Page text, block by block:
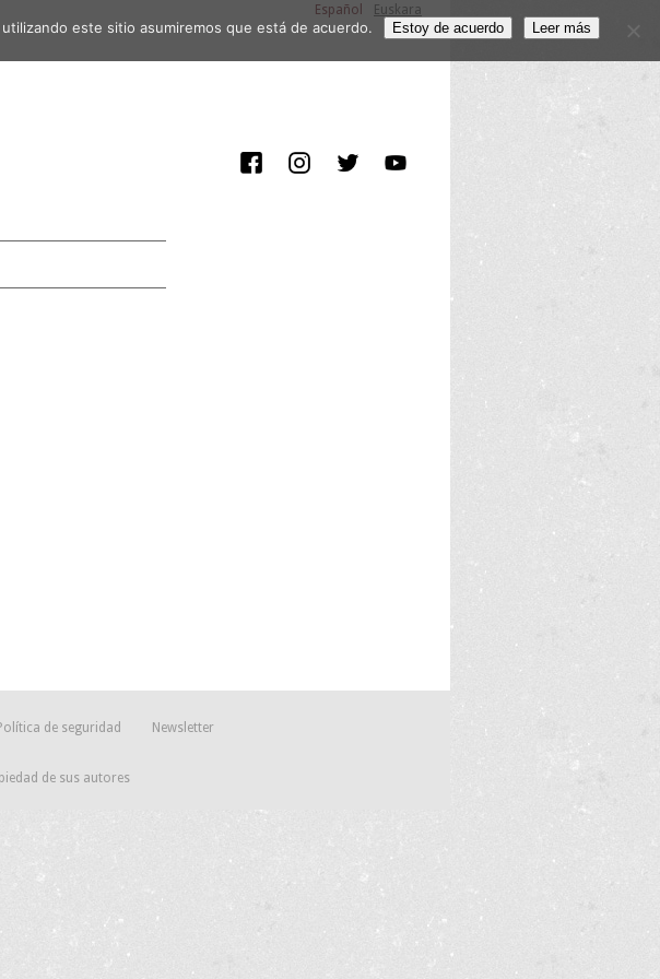
Español Euskara
de seguridad
Newsletter
de sus autores
este sitio asumiremos que está de acuerdo. Estoy de acuerdo Leer más